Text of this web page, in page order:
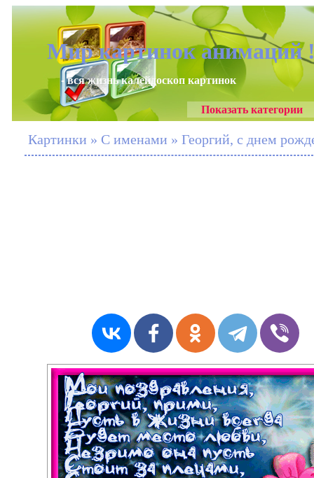
Мир картинок анимаций
- вся жизнь калейдоскоп картинок
Показать категории
Картинки » С именами » Георгий, с днем